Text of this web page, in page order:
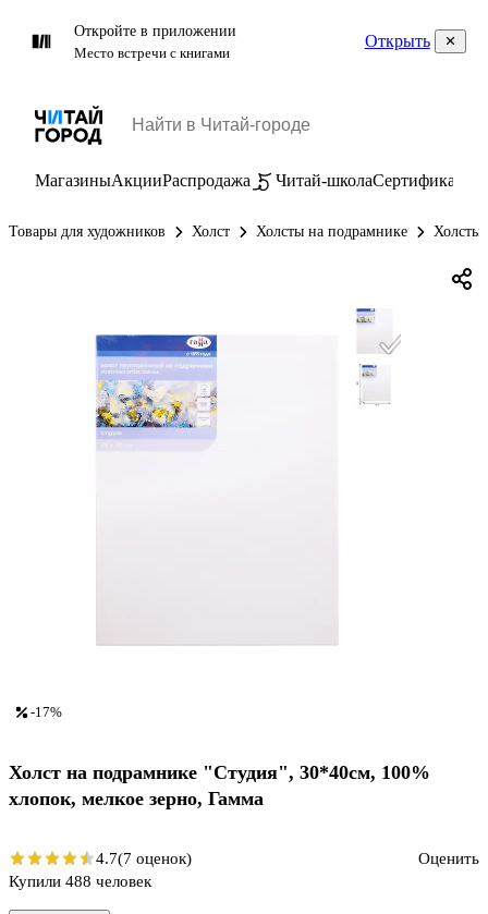
Откройте в приложении
Место встречи с книгами
Открыть
МагазиныАкцииРаспродажа Читай-школаСертификаты
Товары для художников Холст Холсты на подрамнике Холсты
-17%
Холст на подрамнике "Студия", 30*40см, 100%
хлопок, мелкое зерно, Гамма
4.7(7 оценок)
Оценить
Купили 488 человек